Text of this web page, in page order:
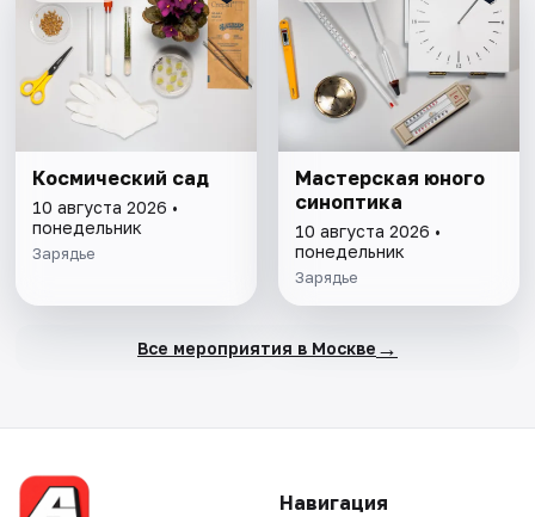
Космический сад
10 августа 2026 •
понедельник
Зарядье
Мастерская юного
синоптика
10 августа 2026 •
понедельник
Зарядье
Все мероприятия в Москве →
Навигация